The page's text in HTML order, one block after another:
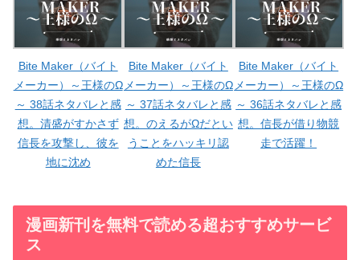
Bite Maker（バイト
メーカー）～王様のΩ
～ 38話ネタバレと感
想。清盛がすかさず
信長を攻撃し、彼を
地に沈め
Bite Maker（バイト
メーカー）～王様のΩ
～ 37話ネタバレと感
想。のえるがΩだとい
うことをハッキリ認
めた信長
Bite Maker（バイト
メーカー）～王様のΩ
～ 36話ネタバレと感
想。信長が借り物競
走で活躍！
漫画新刊を無料で読める超おすすめサービ
ス